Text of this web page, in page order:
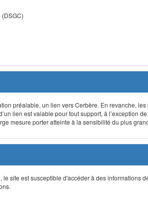
préalable, un lien vers Cerbère. En revanche,
lien est valable pour tout support, à l’exception
mesure porter atteinte à la sensibilité du plus
site est susceptible d'accéder à des informations